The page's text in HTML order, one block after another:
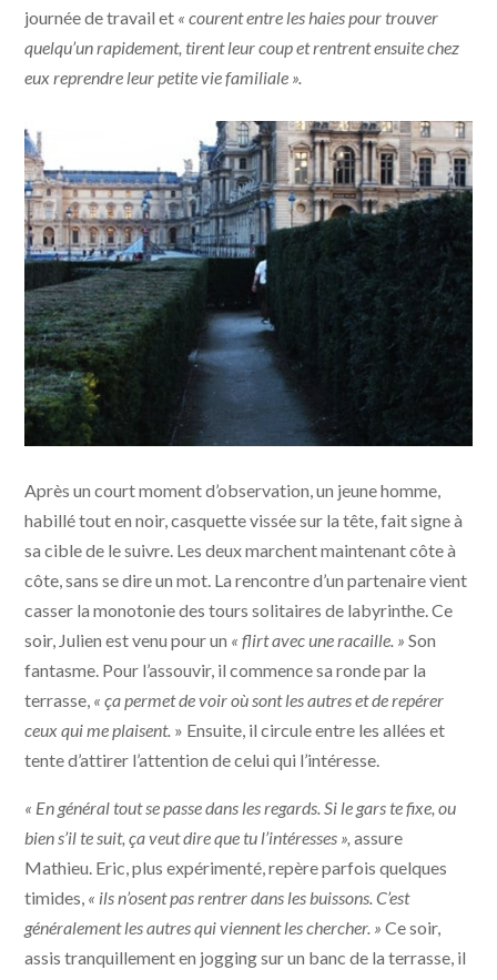
journée de travail et « courent entre les haies pour trouver
quelqu’un rapidement, tirent leur coup et rentrent ensuite chez
eux reprendre leur petite vie familiale ».
Après un court moment d’observation, un jeune homme,
habillé tout en noir, casquette vissée sur la tête, fait signe à
sa cible de le suivre. Les deux marchent maintenant côte à
côte, sans se dire un mot. La rencontre d’un partenaire vient
casser la monotonie des tours solitaires de labyrinthe. Ce
soir, Julien est venu pour un « flirt avec une racaille. »Son
fantasme. Pour l’assouvir, il commence sa ronde par la
terrasse, « ça permet de voir où sont les autres et de repérer
ceux qui me plaisent. » Ensuite, il circule entre les allées et
tente d’attirer l’attention de celui qui l’intéresse.
« En général tout se passe dans les regards. Si le gars te fixe, ou
bien s’il te suit, ça veut dire que tu l’intéresses », assure
Mathieu. Eric, plus expérimenté, repère parfois quelques
timides, « ils n’osent pas rentrer dans les buissons. C’est
généralement les autres qui viennent les chercher. » Ce soir,
assis tranquillement en jogging sur un banc de la terrasse, il